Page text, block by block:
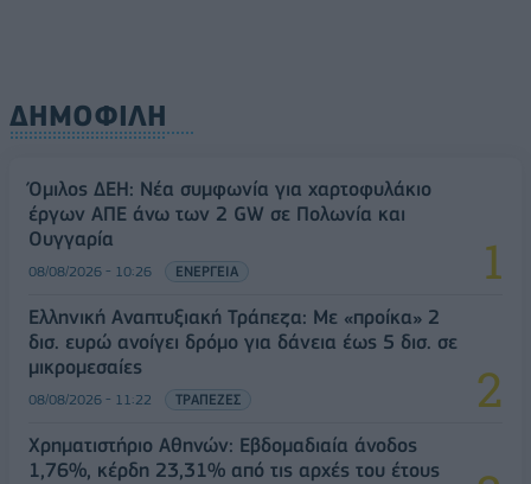
ΔΗΜΟΦΙΛΗ
Όμιλος ΔΕΗ: Νέα συμφωνία για χαρτοφυλάκιο
έργων ΑΠΕ άνω των 2 GW σε Πολωνία και
Ουγγαρία
08/08/2026 - 10:26 ΕΝΕΡΓΕΙΑ
Ελληνική Αναπτυξιακή Τράπεζα: Με «προίκα» 2
δισ. ευρώ ανοίγει δρόμο για δάνεια έως 5 δισ. σε
μικρομεσαίες
08/08/2026 - 11:22 ΤΡΑΠΕΖΕΣ
Χρηματιστήριο Αθηνών: Εβδομαδιαία άνοδος
1,76%, κέρδη 23,31% από τις αρχές του έτους